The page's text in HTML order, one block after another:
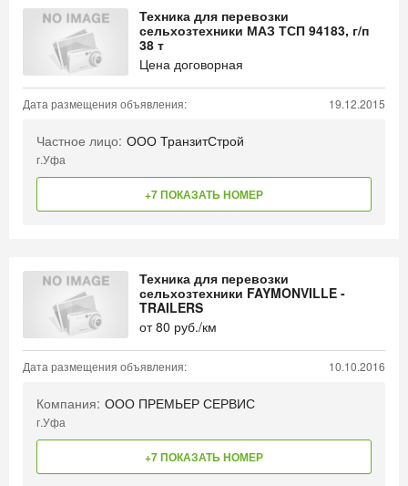
Техника для перевозки
сельхозтехники МАЗ ТСП 94183, г/п
38 т
Цена договорная
Дата размещения объявления: 19.12.2015
Частное лицо: ООО ТранзитСтрой
г.Уфа
+7 ПОКАЗАТЬ НОМЕР
Техника для перевозки
сельхозтехники FAYMONVILLE -
TRAILERS
от80 руб./км
Дата размещения объявления: 10.10.2016
Компания: ООО ПРЕМЬЕР СЕРВИС
г.Уфа
+7 ПОКАЗАТЬ НОМЕР